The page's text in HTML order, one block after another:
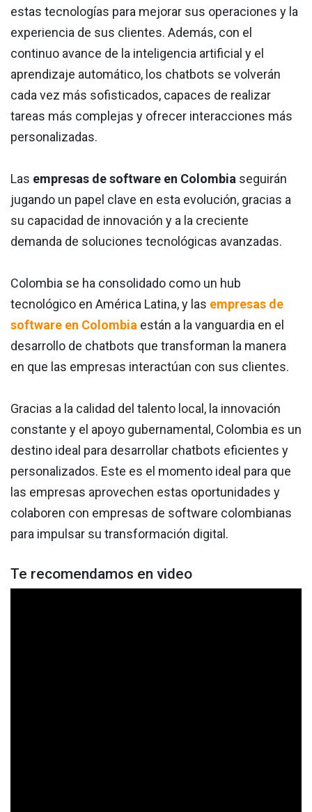
estas tecnologías para mejorar sus operaciones y la
experiencia de sus clientes. Además, con el
continuo avance de la inteligencia artificial y el
aprendizaje automático, los chatbots se volverán
cada vez más sofisticados, capaces de realizar
tareas más complejas y ofrecer interacciones más
personalizadas.
Las empresas de software en Colombia seguirán
jugando un papel clave en esta evolución, gracias a
su capacidad de innovación y a la creciente
demanda de soluciones tecnológicas avanzadas.
Colombia se ha consolidado como un hub
tecnológico en América Latina, y las empresas de
software en Colombia están a la vanguardia en el
desarrollo de chatbots que transforman la manera
en que las empresas interactúan con sus clientes.
Gracias a la calidad del talento local, la innovación
constante y el apoyo gubernamental, Colombia es un
destino ideal para desarrollar chatbots eficientes y
personalizados. Este es el momento ideal para que
las empresas aprovechen estas oportunidades y
colaboren con empresas de software colombianas
para impulsar su transformación digital.
Te recomendamos en video